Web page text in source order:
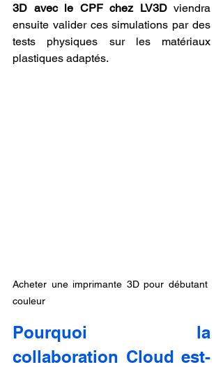
3D avec le CPF chez LV3D viendra
ensuite valider ces simulations par des
tests physiques sur les matériaux
plastiques adaptés.
Acheter une imprimante 3D pour débutant
couleur
Pourquoi la
collaboration Cloud est-